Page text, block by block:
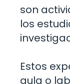
son
los
Estos
aula o